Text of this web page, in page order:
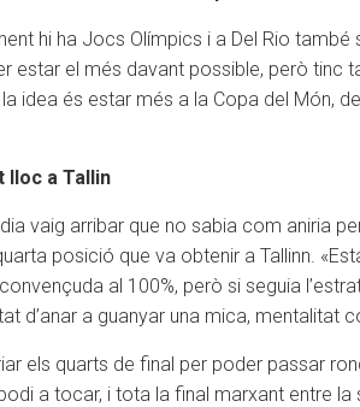
hi ha Jocs Olímpics i a Del Rio
estar el més davant possible, però tinc
idea és estar més a la Copa del Món,
lloc a Tallin
dia vaig arribar que no sabia com aniria
posició que va obtenir a Tallinn.
al 100%, però si seguia
d’anar a guanyar una mica, mentalitat
els quarts de final per poder passar
a tocar, i tota la final marxant entre